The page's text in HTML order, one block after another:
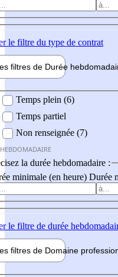
le filtre du type de contrat
filtres de Durée hebdo
Temps plein (6)
Temps partiel
Non renseignée (7)
la durée hebdomadaire :
minimale (en heure) Durée
le filtre de durée
filtres de Domaine pro